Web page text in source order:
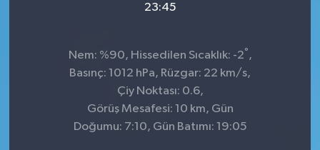
23:45
Nem: %90, Hissedilen Sıcaklık: -2° ,
Basınç: 1012 hPa, Rüzgar: 22 km/s,
Çiy Noktası: 0.6,
Görüş Mesafesi: 10 km, Gün
Doğumu: 7:10, Gün Batımı: 19:05